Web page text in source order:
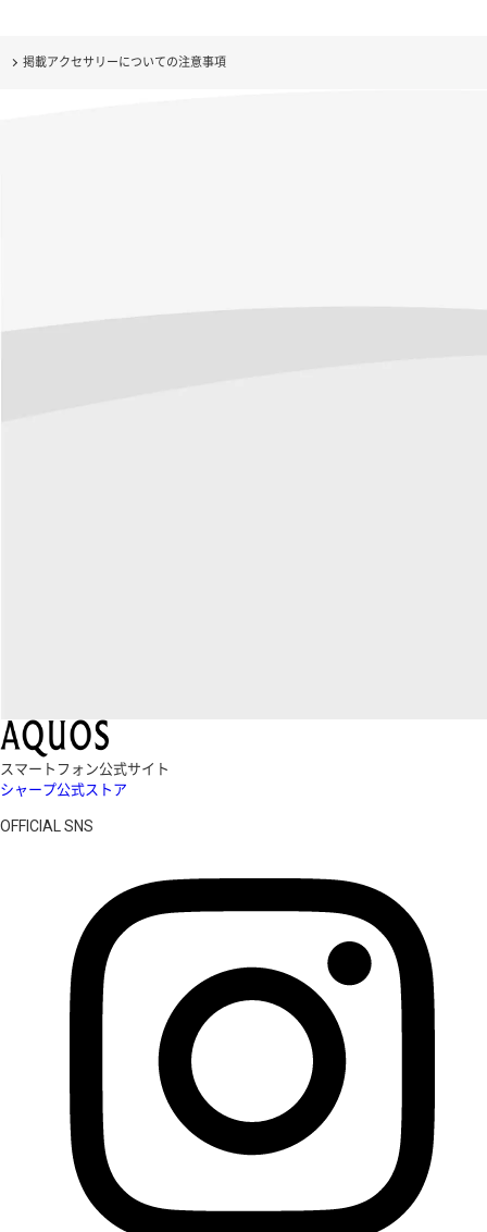
掲載アクセサリーについての注意事項
スマートフォン公式サイト
シャープ公式ストア
OFFICIAL SNS